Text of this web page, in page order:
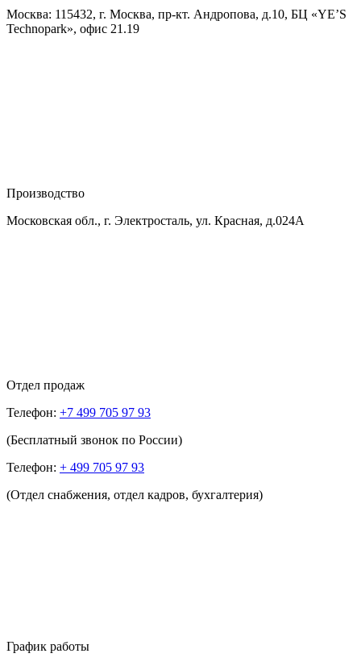
Москва: 115432, г. Москва, пр-кт. Андропова, д.10, БЦ «YE’S
Technopark», офис 21.19
Производство
Московская обл., г. Электросталь, ул. Красная, д.024А
Отдел продаж
Телефон: +7 499 705 97 93
(Бесплатный звонок по России)
Телефон: + 499 705 97 93
(Отдел снабжения, отдел кадров, бухгалтерия)
График работы